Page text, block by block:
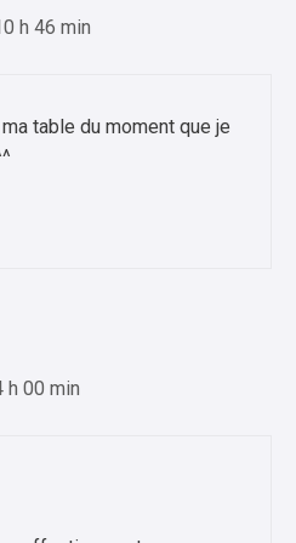
h 46 min
table du moment que je
h 00 min